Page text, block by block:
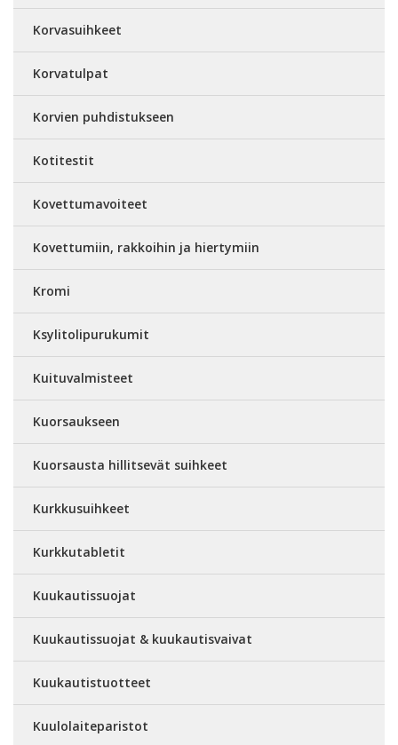
Korvasuihkeet
Korvatulpat
Korvien puhdistukseen
Kotitestit
Kovettumavoiteet
Kovettumiin, rakkoihin ja hiertymiin
Kromi
Ksylitolipurukumit
Kuituvalmisteet
Kuorsaukseen
Kuorsausta hillitsevät suihkeet
Kurkkusuihkeet
Kurkkutabletit
Kuukautissuojat
Kuukautissuojat & kuukautisvaivat
Kuukautistuotteet
Kuulolaiteparistot